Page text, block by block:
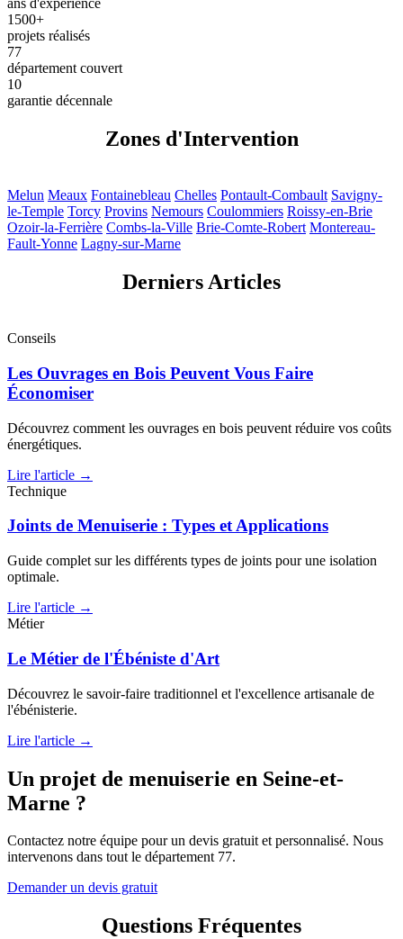
ans d'expérience
1500+
projets réalisés
77
département couvert
10
garantie décennale
Zones d'Intervention
Melun Meaux Fontainebleau Chelles Pontault-Combault Savigny-
le-Temple Torcy Provins Nemours Coulommiers Roissy-en-Brie
Ozoir-la-Ferrière Combs-la-Ville Brie-Comte-Robert Montereau-
Fault-Yonne Lagny-sur-Marne
Derniers Articles
Conseils
Les Ouvrages en Bois Peuvent Vous Faire
Économiser
Découvrez comment les ouvrages en bois peuvent réduire vos coûts
énergétiques.
Lire l'article →
Technique
Joints de Menuiserie : Types et Applications
Guide complet sur les différents types de joints pour une isolation
optimale.
Lire l'article →
Métier
Le Métier de l'Ébéniste d'Art
Découvrez le savoir-faire traditionnel et l'excellence artisanale de
l'ébénisterie.
Lire l'article →
Un projet de menuiserie en Seine-et-
Marne ?
Contactez notre équipe pour un devis gratuit et personnalisé. Nous
intervenons dans tout le département 77.
Demander un devis gratuit
Questions Fréquentes